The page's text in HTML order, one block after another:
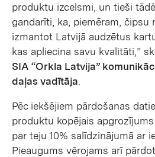
produktu izcelsmi, un tieši
gandarīti, ka, piemēram, čipsu
izmantot Latvijā audzētus
kas apliecina savu kvalitāti,”
SIA “Orkla Latvija”
daļas vadītāja
Pēc iekšējiem pārdošanas
produktu kopējais
par teju 10% salīdzinājumā ar
Pieaugums vērojams arī